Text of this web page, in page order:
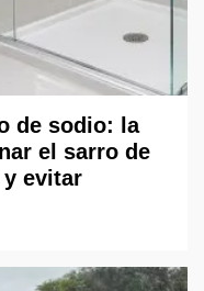
de sodio: la
el sarro de
y evitar